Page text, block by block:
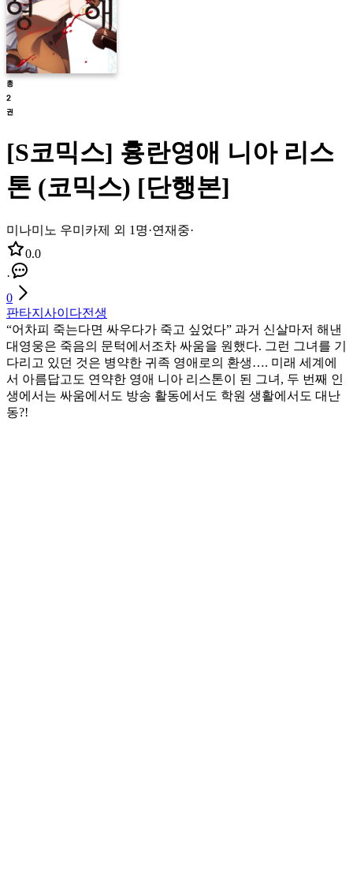
[S코믹스] 흉란영애 니아 리스
톤 (코믹스) [단행본]
미나미노 우미카제 외 1명·연재중·
0.0
·
0
판타지 사이다전생
“어차피 죽는다면 싸우다가 죽고 싶었다” 과거 신살마저 해낸
대영웅은 죽음의 문턱에서조차 싸움을 원했다. 그런 그녀를 기
다리고 있던 것은 병약한 귀족 영애로의 환생…. 미래 세계에
서 아름답고도 연약한 영애 니아 리스톤이 된 그녀, 두 번째 인
생에서는 싸움에서도 방송 활동에서도 학원 생활에서도 대난
동?!